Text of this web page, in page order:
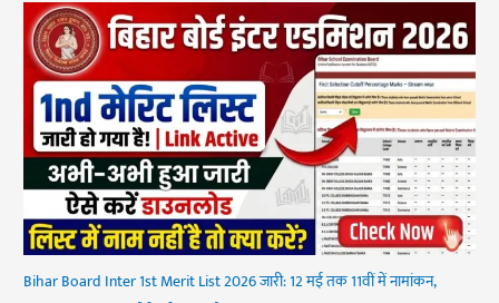
Bihar Board Inter 1st Merit List 2026 जारी: 12 मई तक 11वीं में नामांकन,